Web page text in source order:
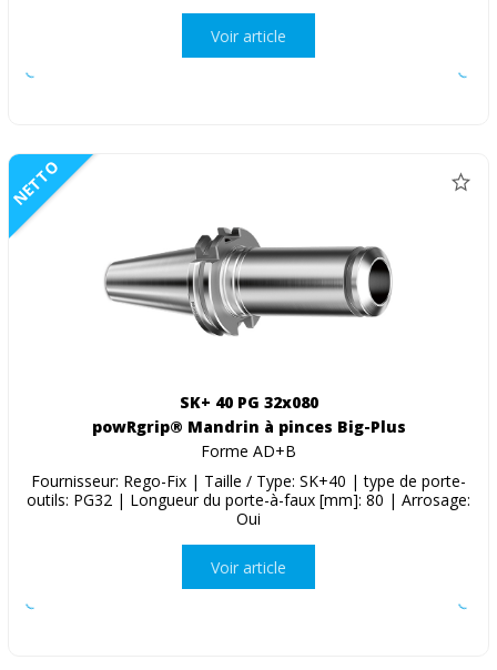
Voir article
NETTO
SK+ 40 PG 32x080
powRgrip® Mandrin à pinces Big-Plus
Forme AD+B
Fournisseur: Rego-Fix | Taille / Type: SK+40 | type de porte-
outils: PG32 | Longueur du porte-à-faux [mm]: 80 | Arrosage:
Oui
Voir article